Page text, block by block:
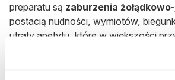
preparatu są zaburzenia
postacią nudności, wymiotów,
utraty apetytu, które w większości